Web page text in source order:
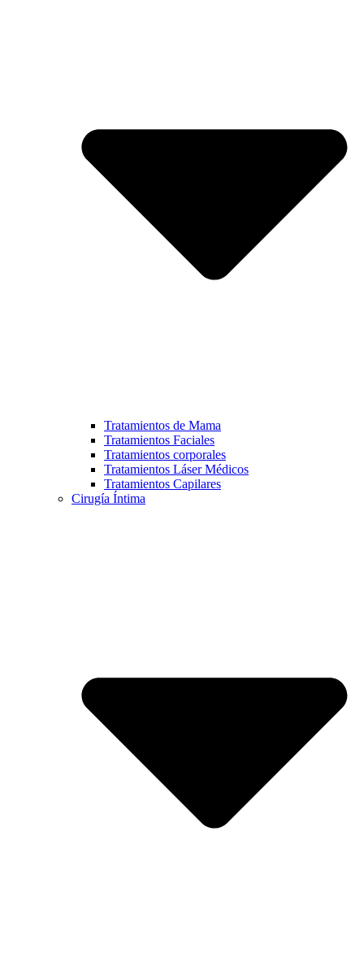
Tratamientos de Mama
Tratamientos Faciales
Tratamientos corporales
Tratamientos Láser Médicos
Tratamientos Capilares
Cirugía Íntima